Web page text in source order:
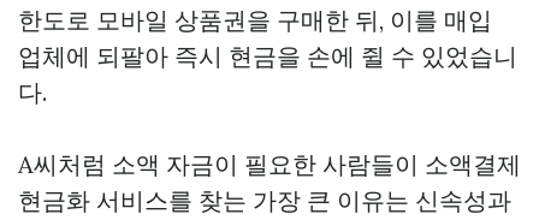
한도로 모바일 상품권을 구매한 뒤, 이를 매입
업체에 되팔아 즉시 현금을 손에 쥘 수 있었습니
다.
A씨처럼 소액 자금이 필요한 사람들이 소액결제
현금화 서비스를 찾는 가장 큰 이유는 신속성과